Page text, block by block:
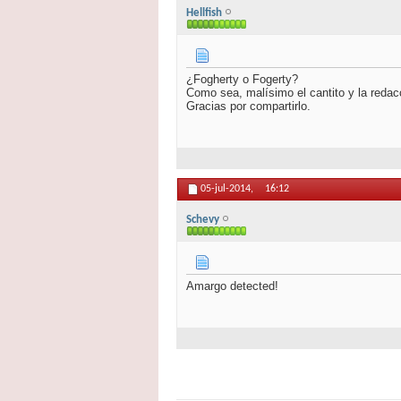
Hellfish
¿Fogherty o Fogerty?
Como sea, malísimo el cantito y la
Gracias por compartirlo.
05-jul-2014, 16:12
Schevy
Amargo detected!